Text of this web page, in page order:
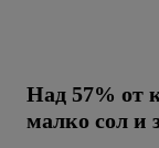
Над 57% от
малко сол и